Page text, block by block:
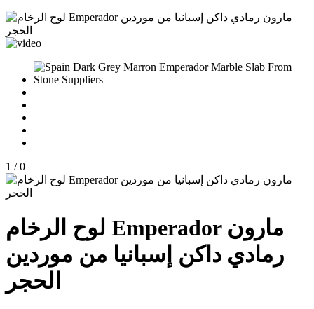
1 / 0
لوح الرخام Emperador مارون
رمادي داكن إسبانيا من موردين
الحجر